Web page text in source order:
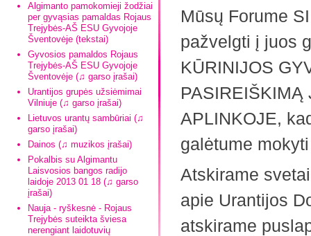
Algimanto pamokomieji žodžiai
per gyvąsias pamaldas Rojaus
Trejybės-AŠ ESU Gyvojoje
Šventovėje (tekstai)
Gyvosios pamaldos Rojaus
Trejybės-AŠ ESU Gyvojoje
Šventovėje (♫ garso įrašai)
Urantijos grupės užsiėmimai
Vilniuje (♫ garso įrašai)
Lietuvos urantų sambūriai (♫
garso įrašai)
Dainos (♫ muzikos įrašai)
Pokalbis su Algimantu
Laisvosios bangos radijo
laidoje 2013 01 18 (♫ garso
įrašai)
Nauja - ryškesnė - Rojaus
Trejybės suteikta šviesa
nerengiant laidotuvių
Mūsų Forume
pažvelgti į juos
KŪRINIJOS
PASIREIŠKIMĄ
APLINKOJE,
galėtume
Atskirame
apie Urantijos
atskirame